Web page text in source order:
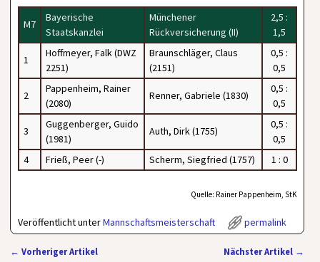
M7
Bayerische
Staatskanzlei
Münchener
Rückversicherung (II)
2,5 :
1,5
1
Hoffmeyer, Falk (DWZ
2251)
Braunschläger, Claus
(2151)
0,5 :
0,5
2
Pappenheim, Rainer
(2080)
Renner, Gabriele (1830)
0,5 :
0,5
3
Guggenberger, Guido
(1981)
Auth, Dirk (1755)
0,5 :
0,5
4
Frieß, Peer (-) Scherm, Siegfried (1757) 1 : 0
Quelle: Rainer Pappenheim, StK
Veröffentlicht unterMannschaftsmeisterschaft permalink
← Vorheriger Artikel Nächster Artikel →